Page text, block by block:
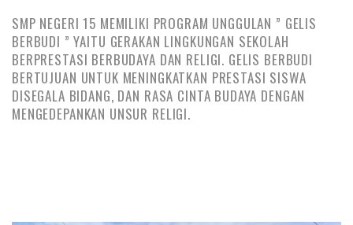
SMP NEGERI 15 MEMILIKI PROGRAM UNGGULAN ” GELIS
BERBUDI ” YAITU GERAKAN LINGKUNGAN SEKOLAH
BERPRESTASI BERBUDAYA DAN RELIGI. GELIS BERBUDI
BERTUJUAN UNTUK MENINGKATKAN PRESTASI SISWA
DISEGALA BIDANG, DAN RASA CINTA BUDAYA DENGAN
MENGEDEPANKAN UNSUR RELIGI.